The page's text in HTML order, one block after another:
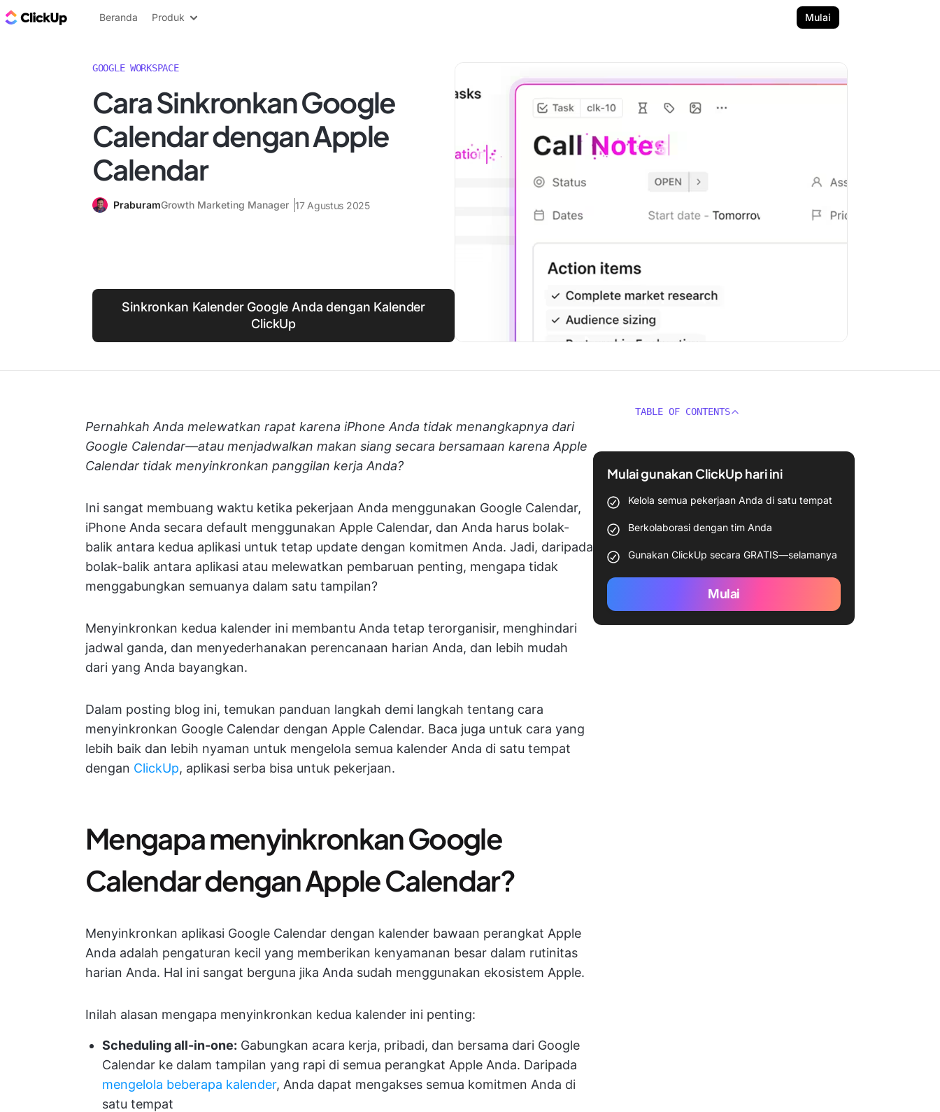
Blog ClickUp
Beranda Produk Mulai
GOOGLE WORKSPACE
Cara Sinkronkan Google
Calendar dengan Apple
Calendar
PraburamGrowth Marketing Manager 17 Agustus 2025
Sinkronkan Kalender Google Anda dengan Kalender
ClickUp
Pernahkah Anda melewatkan rapat karena iPhone Anda tidak menangkapnya dari
Google Calendar—atau menjadwalkan makan siang secara bersamaan karena Apple
Calendar tidak menyinkronkan panggilan kerja Anda?
Ini sangat membuang waktu ketika pekerjaan Anda menggunakan Google Calendar,
iPhone Anda secara default menggunakan Apple Calendar, dan Anda harus bolak-
balik antara kedua aplikasi untuk tetap update dengan komitmen Anda. Jadi, daripada
bolak-balik antara aplikasi atau melewatkan pembaruan penting, mengapa tidak
menggabungkan semuanya dalam satu tampilan?
Menyinkronkan kedua kalender ini membantu Anda tetap terorganisir, menghindari
jadwal ganda, dan menyederhanakan perencanaan harian Anda, dan lebih mudah
dari yang Anda bayangkan.
Dalam posting blog ini, temukan panduan langkah demi langkah tentang cara
menyinkronkan Google Calendar dengan Apple Calendar. Baca juga untuk cara yang
lebih baik dan lebih nyaman untuk mengelola semua kalender Anda di satu tempat
dengan ClickUp, aplikasi serba bisa untuk pekerjaan.
Mengapa menyinkronkan Google
Calendar dengan Apple Calendar?
Menyinkronkan aplikasi Google Calendar dengan kalender bawaan perangkat Apple
Anda adalah pengaturan kecil yang memberikan kenyamanan besar dalam rutinitas
harian Anda. Hal ini sangat berguna jika Anda sudah menggunakan ekosistem Apple.
Inilah alasan mengapa menyinkronkan kedua kalender ini penting:
Scheduling all-in-one: Gabungkan acara kerja, pribadi, dan bersama dari Google
Calendar ke dalam tampilan yang rapi di semua perangkat Apple Anda. Daripada
mengelola beberapa kalender, Anda dapat mengakses semua komitmen Anda di
satu tempat
TABLE OF CONTENTS
Mulai gunakan ClickUp hari ini
Kelola semua pekerjaan Anda di satu tempat
Berkolaborasi dengan tim Anda
Gunakan ClickUp secara GRATIS—selamanya
Mulai